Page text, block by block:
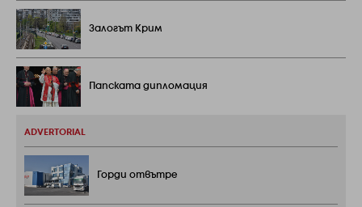
Залогът Крим
Папската дипломация
ADVERTORIAL
Горди отвътре